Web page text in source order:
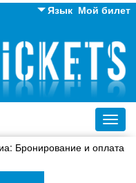
Мой билет
Язык
Английский
Русский
Украинский
Бронирование и оплата